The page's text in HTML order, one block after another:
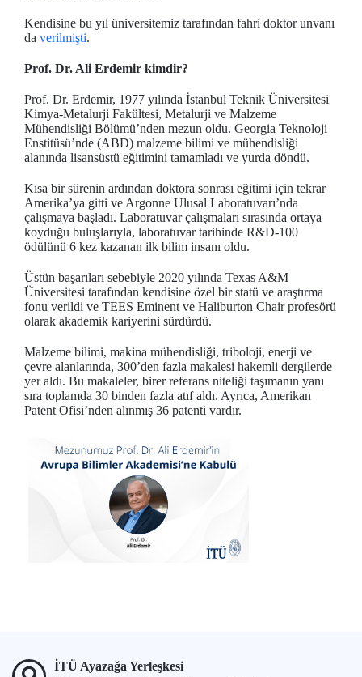
Kendisine bu yıl üniversitemiz tarafından fahri doktor unvanı
da verilmişti.
Prof. Dr. Ali Erdemir kimdir?
Prof. Dr. Erdemir, 1977 yılında İstanbul Teknik Üniversitesi
Kimya-Metalurji Fakültesi, Metalurji ve Malzeme
Mühendisliği Bölümü’nden mezun oldu. Georgia Teknoloji
Enstitüsü’nde (ABD) malzeme bilimi ve mühendisliği
alanında lisansüstü eğitimini tamamladı ve yurda döndü.
Kısa bir sürenin ardından doktora sonrası eğitimi için tekrar
Amerika’ya gitti ve Argonne Ulusal Laboratuvarı’nda
çalışmaya başladı. Laboratuvar çalışmaları sırasında ortaya
koyduğu buluşlarıyla, laboratuvar tarihinde R&D-100
ödülünü 6 kez kazanan ilk bilim insanı oldu.
Üstün başarıları sebebiyle 2020 yılında Texas A&M
Üniversitesi tarafından kendisine özel bir statü ve araştırma
fonu verildi ve TEES Eminent ve Haliburton Chair profesörü
olarak akademik kariyerini sürdürdü.
Malzeme bilimi, makina mühendisliği, triboloji, enerji ve
çevre alanlarında, 300’den fazla makalesi hakemli dergilerde
yer aldı. Bu makaleler, birer referans niteliği taşımanın yanı
sıra toplamda 30 binden fazla atıf aldı. Ayrıca, Amerikan
Patent Ofisi’nden alınmış 36 patenti vardır.
İTÜ Ayazağa Yerleşkesi